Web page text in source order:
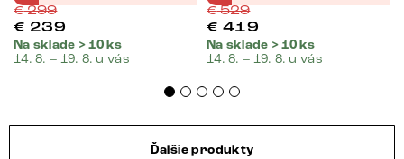
€299
€ 239
Na sklade > 10 ks
14. 8. – 19. 8. u vás
€529
€ 419
Na sklade > 10 ks
14. 8. – 19. 8. u vás
Ďalšie produkty